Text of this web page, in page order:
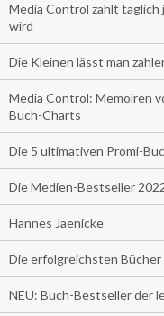
Media Control zählt täglich
wird
Die Kleinen lässt man
Media Control: Memoiren
Buch-Charts
Die 5 ultimativen Promi-
Die Medien-Bestseller
Hannes Jaenicke
Die erfolgreichsten
NEU: Buch-Bestseller der